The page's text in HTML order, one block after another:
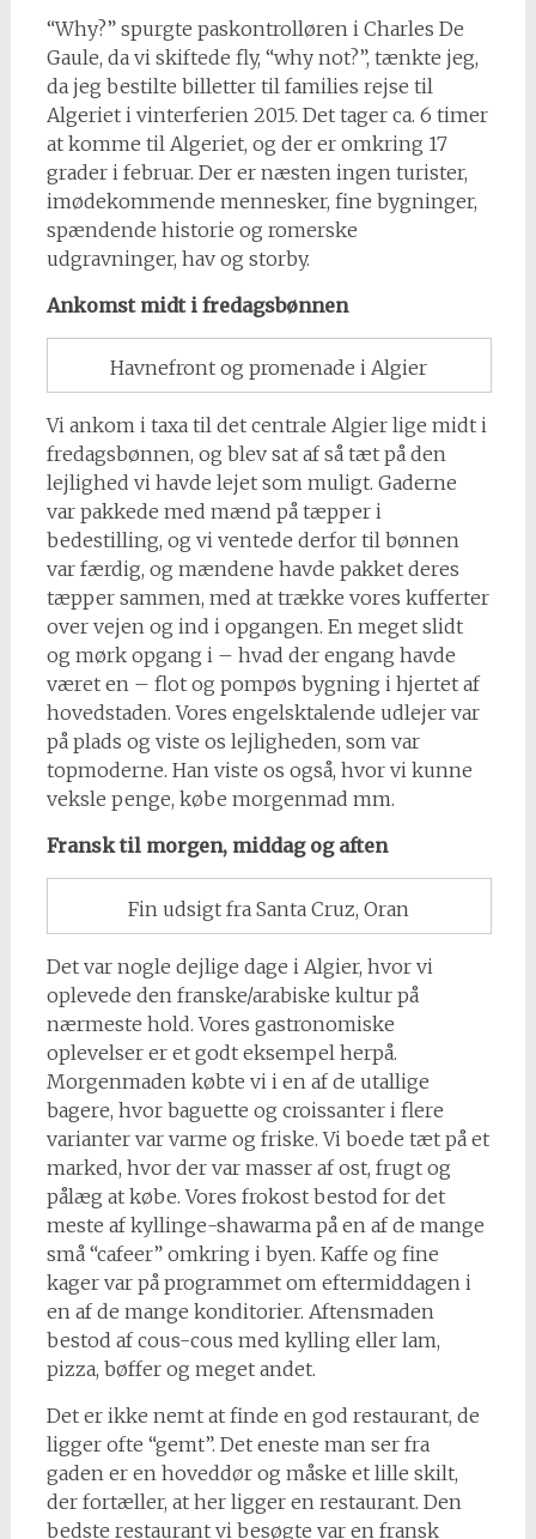
“Why?” spurgte paskontrolløren i Charles De
Gaule, da vi skiftede fly, “why not?”, tænkte jeg,
da jeg bestilte billetter til families rejse til
Algeriet i vinterferien 2015. Det tager ca. 6 timer
at komme til Algeriet, og der er omkring 17
grader i februar. Der er næsten ingen turister,
imødekommende mennesker, fine bygninger,
spændende historie og romerske
udgravninger, hav og storby.
Ankomst midt i fredagsbønnen
Havnefront og promenade i Algier
Vi ankom i taxa til det centrale Algier lige midt i
fredagsbønnen, og blev sat af så tæt på den
lejlighed vi havde lejet som muligt. Gaderne
var pakkede med mænd på tæpper i
bedestilling, og vi ventede derfor til bønnen
var færdig, og mændene havde pakket deres
tæpper sammen, med at trække vores kufferter
over vejen og ind i opgangen. En meget slidt
og mørk opgang i – hvad der engang havde
været en – flot og pompøs bygning i hjertet af
hovedstaden. Vores engelsktalende udlejer var
på plads og viste os lejligheden, som var
topmoderne. Han viste os også, hvor vi kunne
veksle penge, købe morgenmad mm.
Fransk til morgen, middag og aften
Fin udsigt fra Santa Cruz, Oran
Det var nogle dejlige dage i Algier, hvor vi
oplevede den franske/arabiske kultur på
nærmeste hold. Vores gastronomiske
oplevelser er et godt eksempel herpå.
Morgenmaden købte vi i en af de utallige
bagere, hvor baguette og croissanter i flere
varianter var varme og friske. Vi boede tæt på et
marked, hvor der var masser af ost, frugt og
pålæg at købe. Vores frokost bestod for det
meste af kyllinge-shawarma på en af de mange
små “cafeer” omkring i byen. Kaffe og fine
kager var på programmet om eftermiddagen i
en af de mange konditorier. Aftensmaden
bestod af cous-cous med kylling eller lam,
pizza, bøffer og meget andet.
Det er ikke nemt at finde en god restaurant, de
ligger ofte “gemt”. Det eneste man ser fra
gaden er en hoveddør og måske et lille skilt,
der fortæller, at her ligger en restaurant. Den
bedste restaurant vi besøgte var en fransk